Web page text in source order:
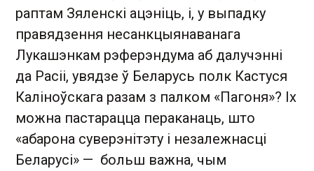
раптам Зяленскі ацэніць, і, у выпадку
правядзення несанкцыянаванага
Лукашэнкам рэферэндума аб далучэнні
да Расіі, увядзе ў Беларусь полк Кастуся
Каліноўскага разам з палком «Пагоня»? Іх
можна пастарацца пераканаць, што
«абарона суверэнітэту і незалежнасці
Беларусі» — больш важна, чым